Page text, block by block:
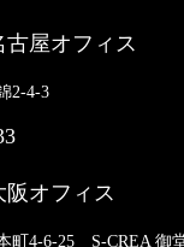
屋オフィス
2-4-3
オフィス
町4-6-25 S-CREA 御